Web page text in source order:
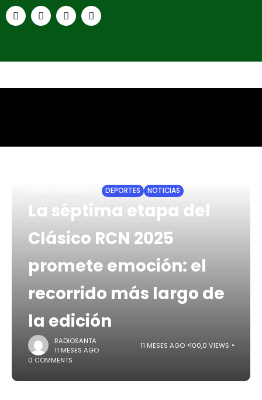
DEPORTES NOTICIAS
La séptima etapa del
Clásico RCN 2025
promete emoción: el
recorrido más largo de
la edición
RADIOSANTA
11 MESES AGO
11 MESES AGO 100,0 VIEWS
0 COMMENTS